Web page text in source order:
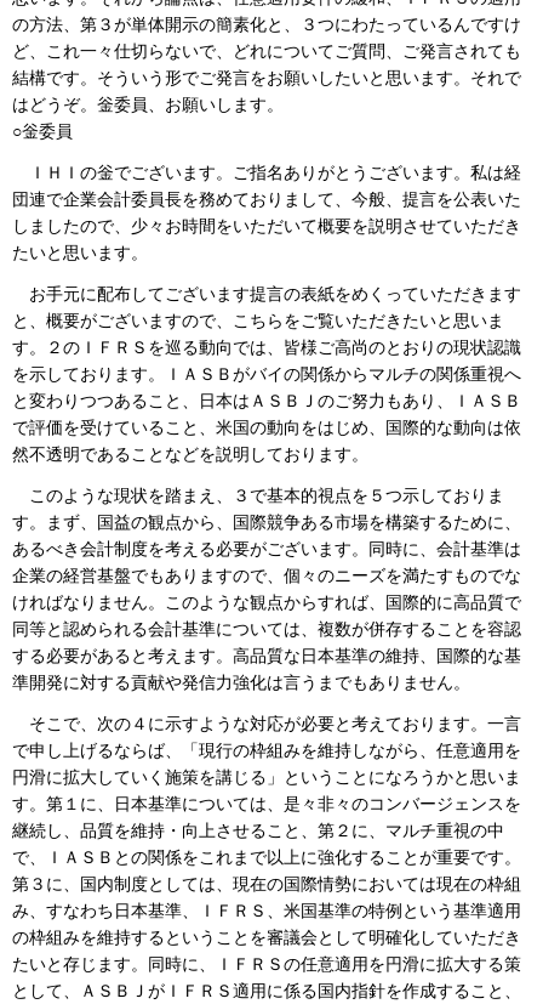
の方法、第３が単体開示の簡素化と、３つにわたっているんですけ
ど、これ一々仕切らないで、どれについてご質問、ご発言されても
結構です。そういう形でご発言をお願いしたいと思います。それで
はどうぞ。釡委員、お願いします。
○釡委員
ＩＨＩの釡でございます。ご指名ありがとうございます。私は経
団連で企業会計委員長を務めておりまして、今般、提言を公表いた
しましたので、少々お時間をいただいて概要を説明させていただき
たいと思います。
お手元に配布してございます提言の表紙をめくっていただきます
と、概要がございますので、こちらをご覧いただきたいと思いま
す。２のＩＦＲＳを巡る動向では、皆様ご高尚のとおりの現状認識
を示しております。ＩＡＳＢがバイの関係からマルチの関係重視へ
と変わりつつあること、日本はＡＳＢＪのご努力もあり、ＩＡＳＢ
で評価を受けていること、米国の動向をはじめ、国際的な動向は依
然不透明であることなどを説明しております。
このような現状を踏まえ、３で基本的視点を５つ示しておりま
す。まず、国益の観点から、国際競争ある市場を構築するために、
あるべき会計制度を考える必要がございます。同時に、会計基準は
企業の経営基盤でもありますので、個々のニーズを満たすものでな
ければなりません。このような観点からすれば、国際的に高品質で
同等と認められる会計基準については、複数が併存することを容認
する必要があると考えます。高品質な日本基準の維持、国際的な基
準開発に対する貢献や発信力強化は言うまでもありません。
そこで、次の４に示すような対応が必要と考えております。一言
で申し上げるならば、「現行の枠組みを維持しながら、任意適用を
円滑に拡大していく施策を講じる」ということになろうかと思いま
す。第１に、日本基準については、是々非々のコンバージェンスを
継続し、品質を維持・向上させること、第２に、マルチ重視の中
で、ＩＡＳＢとの関係をこれまで以上に強化することが重要です。
第３に、国内制度としては、現在の国際情勢においては現在の枠組
み、すなわち日本基準、ＩＦＲＳ、米国基準の特例という基準適用
の枠組みを維持するということを審議会として明確化していただき
たいと存じます。同時に、ＩＦＲＳの任意適用を円滑に拡大する策
として、ＡＳＢＪがＩＦＲＳ適用に係る国内指針を作成すること、